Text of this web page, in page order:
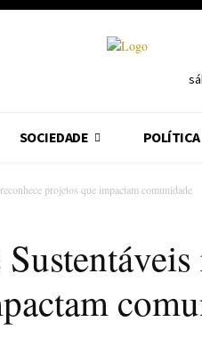
SOCIEDADE POLÍTICA
projetos que impactam comunidade